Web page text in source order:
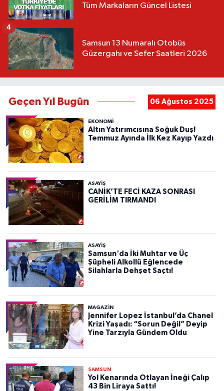
Tüm Markaların Güncel Listesi
Samsun 13 Numaralı Otobüs
Güzergahı ve Sefer Saatleri 2026
4
Geçen Yıl Bugün 06 Ağustos 2025
EKONOMİ
Altın Yatırımcısına Soğuk Duş!
Temmuz Ayında İlk Kez Kayıp Yazdı
ASAYIŞ
CANİK’TE FECİ KAZA SONRASI
GERİLİM TIRMANDI
ASAYIŞ
Samsun'da İki Muhtar ve Üç
Şüpheli Alkollü Eğlencede
Silahlarla Dehşet Saçtı!
MAGAZİN
Jennifer Lopez İstanbul’da Chanel
Krizi Yaşadı: “Sorun Değil” Deyip
Yine Tarzıyla Gündem Oldu
SAMSUN
Yol Kenarında Otlayan İneği Çalıp
43 Bin Liraya Sattı!